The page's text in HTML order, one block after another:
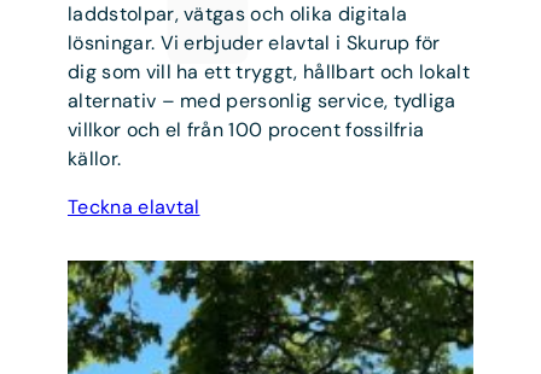
laddstolpar, vätgas och olika digitala
lösningar. Vi erbjuder elavtal i Skurup för
dig som vill ha ett tryggt, hållbart och lokalt
alternativ – med personlig service, tydliga
villkor och el från 100 procent fossilfria
källor.
Teckna elavtal